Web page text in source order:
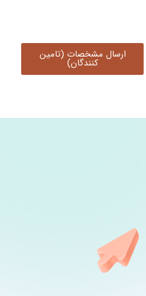
ارسال مشخصات (تامین
کنندگان)